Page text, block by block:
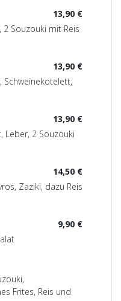
13,90 €
Souzouki mit Reis
13,90 €
Schweinekotelett,
13,90 €
Leber, 2 Souzouki
14,50 €
Zaziki, dazu Reis
9,90 €
Frites, Reis und